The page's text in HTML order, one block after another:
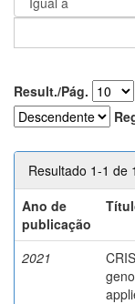
Result./Pág.
Resultado 1-1 de
Ano de
publicação
2021